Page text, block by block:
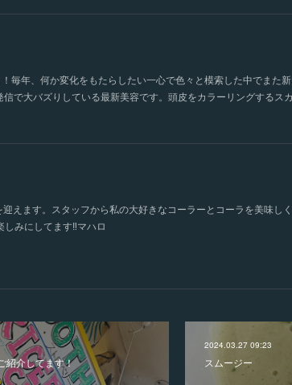
毎年、何か変化をもたらしたい一心で色々と模索した中でまた
で大バズりしている最新美容です。頭皮をカラーリングする
えます。スタッフから私の大好きなコーラーとコーラを美味し
みにしてます‼️マハロ
紹介してます！
2024.03.27 09:23
スムージー